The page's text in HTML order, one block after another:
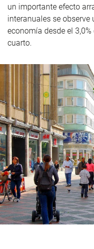
un importante efecto
interanuales se observe
economía desde el
cuarto.